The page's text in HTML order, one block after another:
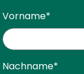
Vorname*
Nachname*